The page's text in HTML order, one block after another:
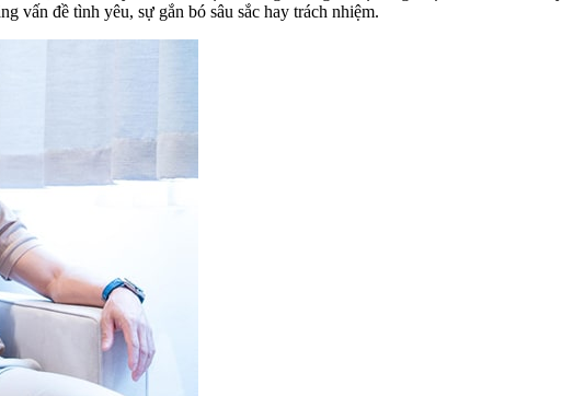
vấn đề tình yêu, sự gắn bó sâu sắc hay trách nhiệm.